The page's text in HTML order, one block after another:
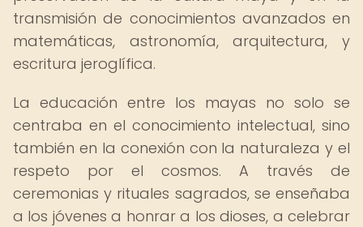
transmisión de conocimientos avanzados en
matemáticas, astronomía, arquitectura, y
escritura jeroglífica.
La educación entre los mayas no solo se
centraba en el conocimiento intelectual, sino
también en la conexión con la naturaleza y el
respeto por el cosmos. A través de
ceremonias y rituales sagrados, se enseñaba
a los jóvenes a honrar a los dioses, a celebrar